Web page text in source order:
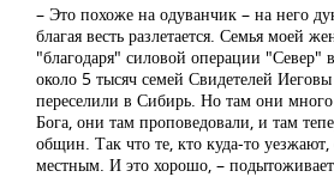
– Это похоже на одуванчик – на него
благая весть разлетается. Семья моей
"благодаря" силовой операции "Север"
около 5 тысяч семей Свидетелей
переселили в Сибирь. Но там они много
Бога, они там проповедовали, и там
общин. Так что те, кто куда-то
местным. И это хорошо, –